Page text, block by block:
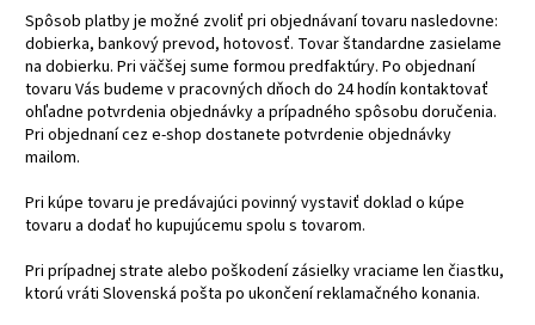
Spôsob platby je možné zvoliť pri objednávaní tovaru nasledovne:
dobierka, bankový prevod, hotovosť. Tovar štandardne zasielame
na dobierku. Pri väčšej sume formou predfaktúry. Po objednaní
tovaru Vás budeme v pracovných dňoch do 24 hodín kontaktovať
ohľadne potvrdenia objednávky a prípadného spôsobu doručenia.
Pri objednaní cez e-shop dostanete potvrdenie objednávky
mailom.
Pri kúpe tovaru je predávajúci povinný vystaviť doklad o kúpe
tovaru a dodať ho kupujúcemu spolu s tovarom.
Pri prípadnej strate alebo poškodení zásielky vraciame len čiastku,
ktorú vráti Slovenská pošta po ukončení reklamačného konania.